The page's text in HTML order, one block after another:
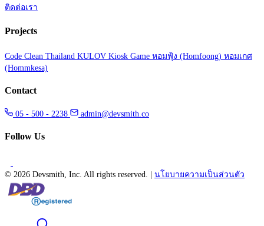
ติดต่อเรา
Projects
Code Clean Thailand KULOV Kiosk Game หอมฟุ้ง (Homfoong) หอมเกศ
(Hommkesa)
Contact
05 - 500 - 2238 admin@devsmith.co
Follow Us
© 2026 Devsmith, Inc. All rights reserved. | นโยบายความเป็นส่วนตัว